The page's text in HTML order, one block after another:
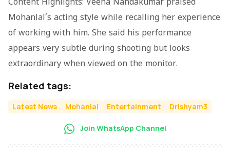
Content Highlights: Veena Nandakumar praised
Mohanlal’s acting style while recalling her experience
of working with him. She said his performance
appears very subtle during shooting but looks
extraordinary when viewed on the monitor.
Related tags:
Latest News Mohanlal Entertainment Drishyam3
Join WhatsApp Channel